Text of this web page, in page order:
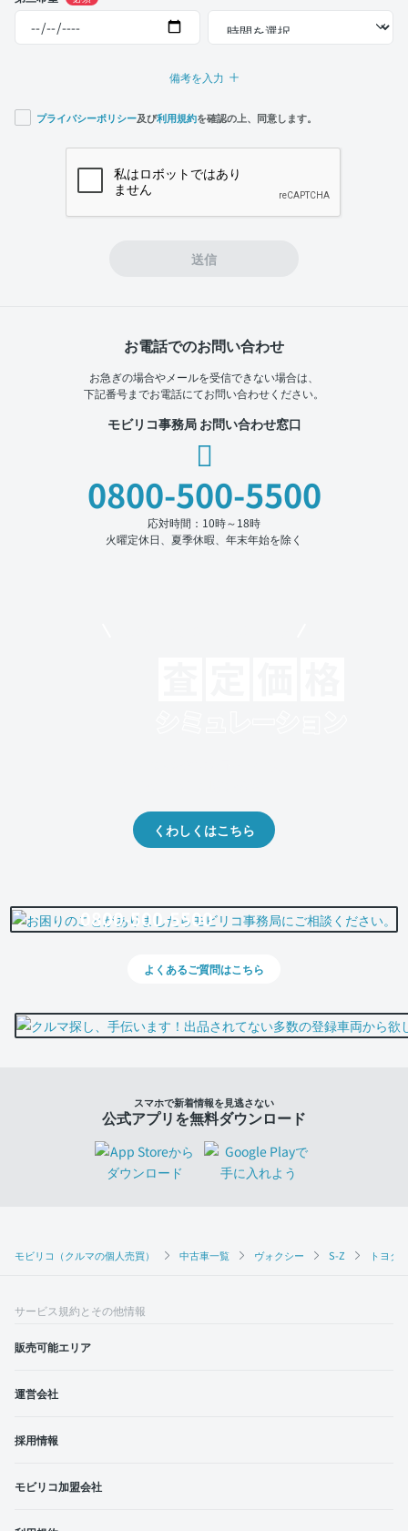
モビリコ（クルマの個人売買） 中古車一覧 ヴォクシー S-Z トヨタ
備考を入力
プライバシーポリシー及び利用規約を確認の上、同意します。
送信
お電話でのお問い合わせ
お急ぎの場合やメールを受信できない場合は、
下記番号までお電話にてお問い合わせください。
モビリコ事務局 お問い合わせ窓口
0800-500-5500
応対時間：10時～18時
火曜定休日、夏季休暇、年末年始を除く
くわしくはこちら
0800-500-5500
よくあるご質問はこちら
スマホで新着情報を見逃さない
公式アプリを無料ダウンロード
サービス規約とその他情報
販売可能エリア
運営会社
採用情報
モビリコ加盟会社